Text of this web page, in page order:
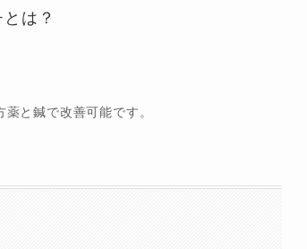
は？
と鍼で改善可能です。